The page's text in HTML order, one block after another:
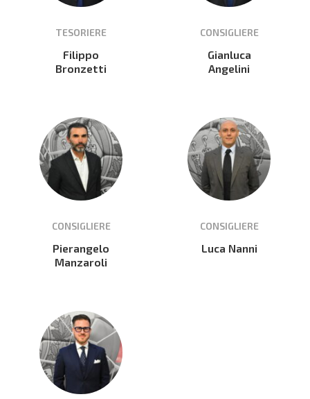
TESORIERE
Filippo
Bronzetti
CONSIGLIERE
Gianluca
Angelini
CONSIGLIERE
Pierangelo
Manzaroli
CONSIGLIERE
Luca Nanni